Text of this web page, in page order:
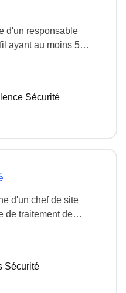
d'un responsable
ayant au moins 5
Sécurité
d'un chef de site
de traitement de
Sécurité